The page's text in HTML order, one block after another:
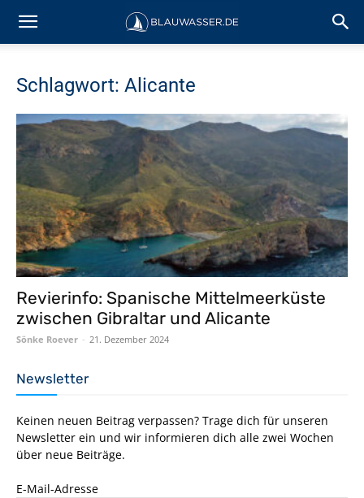
Schlagwort: Alicante
Revierinfo: Spanische Mittelmeerküste
zwischen Gibraltar und Alicante
Sönke Roever - 21. Dezember 2024
Newsletter
Keinen neuen Beitrag verpassen? Trage dich für unseren
Newsletter ein und wir informieren dich alle zwei Wochen
über neue Beiträge.
E-Mail-Adresse